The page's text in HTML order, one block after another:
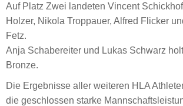
Auf Platz Zwei landeten Vincent
Holzer, Nikola Troppauer, Alfred Flicker
Fetz.
Anja Schabereiter und Lukas Schwarz
Bronze.
Die Ergebnisse aller weiteren HLA
die geschlossen starke